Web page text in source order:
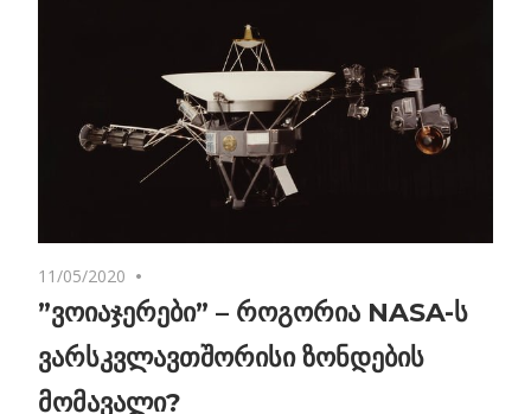
11/05/2020
”ვოიაჯერები” – როგორია NASA-ს
ვარსკვლავთშორისი ზონდების
მომავალი?